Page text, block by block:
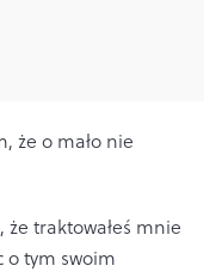
że o mało nie
że traktowałeś mnie
o tym swoim